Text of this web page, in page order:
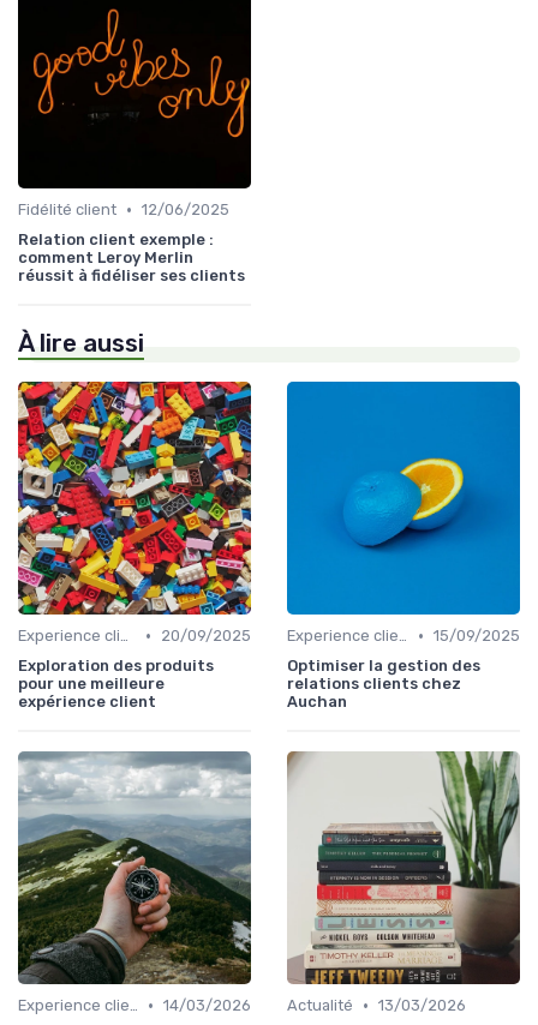
Fidélité client • 12/06/2025
Relation client exemple :
comment Leroy Merlin
réussit à fidéliser ses clients
À lire aussi
Experience client •
20/09/2025
Exploration des produits
pour une meilleure
expérience client
Experience client • 15/09/2025
Optimiser la gestion des
relations clients chez
Auchan
Experience client • 14/03/2026
Actualité • 13/03/2026